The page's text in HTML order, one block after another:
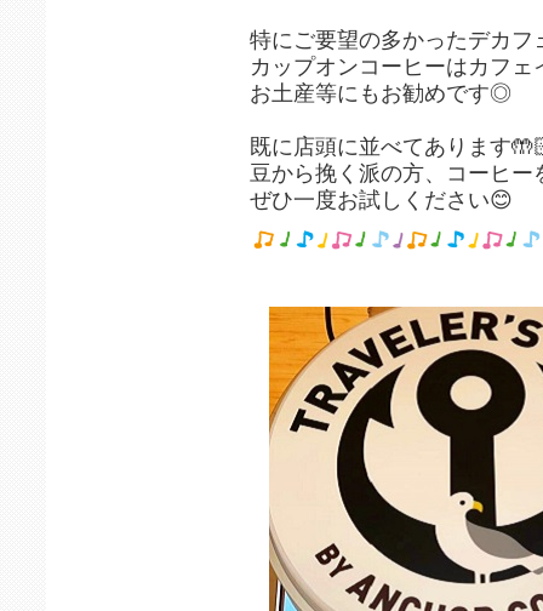
特にご要望の多かったデカフ
カップオンコーヒーはカフ
お土産等にもお勧めです◎
既に店頭に並べてあります
豆から挽く派の方、コーヒ
ぜひ一度お試しください😊